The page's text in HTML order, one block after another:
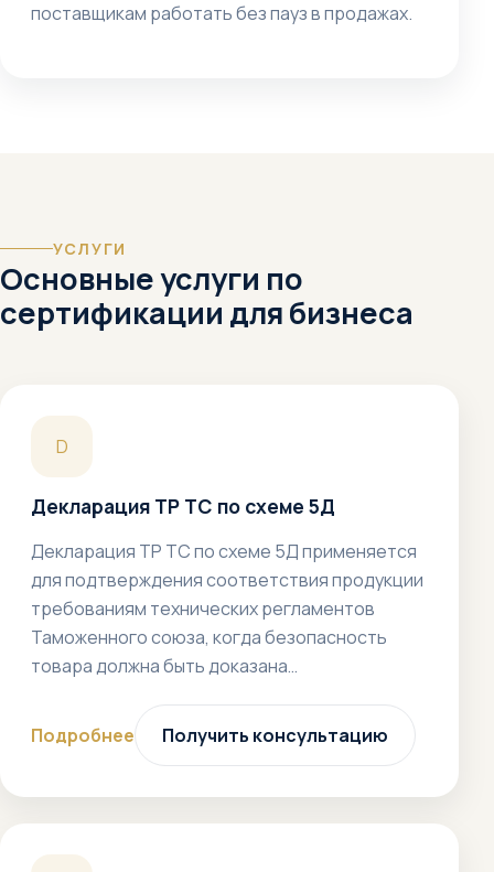
поставщикам работать без пауз в продажах.
УСЛУГИ
Основные услуги по
сертификации для бизнеса
D
Декларация ТР ТС по схеме 5Д
Декларация ТР ТС по схеме 5Д применяется
для подтверждения соответствия продукции
требованиям технических регламентов
Таможенного союза, когда безопасность
товара должна быть доказана…
Подробнее Получить консультацию